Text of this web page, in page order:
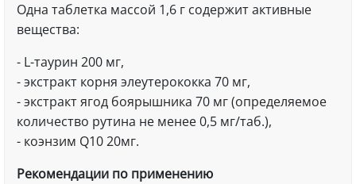
Одна таблетка массой 1,6 г содержит активные
вещества:
- L-таурин 200 мг,
- экстракт корня элеутерококка 70 мг,
- экстракт ягод боярышника 70 мг (определяемое
количество рутина не менее 0,5 мг/таб.),
- коэнзим Q10 20мг.
Рекомендации по применению